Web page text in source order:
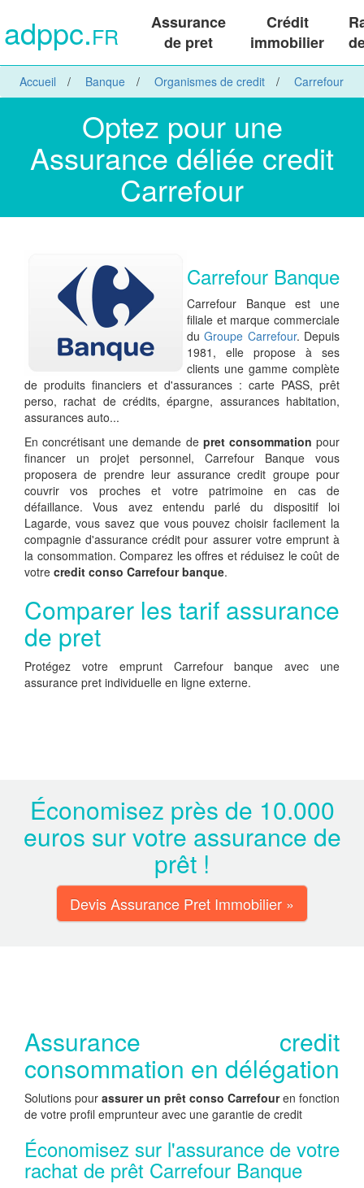
adppc.FR
Assurance
de pret
Crédit
immobilier
Accueil Banque Organismes de credit Carrefour
Optez pour une
Assurance déliée credit
Carrefour
Carrefour Banque
Carrefour Banque est une
filiale et marque commerciale
duGroupe Carrefour. Depuis
1981, elle propose à ses
clients une gamme complète
de produits financiers et d'assurances : carte PASS, prêt
perso, rachat de crédits, épargne, assurances habitation,
assurances auto...
En concrétisant une demande de pret consommationpour
financer un projet personnel, Carrefour Banque vous
proposera de prendre leur assurance credit groupe pour
couvrir vos proches et votre patrimoine en cas de
défaillance. Vous avez entendu parlé du dispositif loi
Lagarde, vous savez que vous pouvez choisir facilement la
compagnie d'assurance crédit pour assurer votre emprunt à
la consommation. Comparez les offres et réduisez le coût de
votre credit conso Carrefour banque.
Comparer les tarif assurance
de pret
Protégez votre emprunt Carrefour banque avec une
assurance pret individuelle en ligne externe.
Économisez près de 10.000
euros sur votre assurance de
prêt !
Devis Assurance Pret Immobilier »
Assurance credit
consommation en délégation
Solutions pour assurer un prêt conso Carrefouren fonction
de votre profil emprunteur avec une garantie de credit
Économisez sur l'assurance de votre
rachat de prêt Carrefour Banque